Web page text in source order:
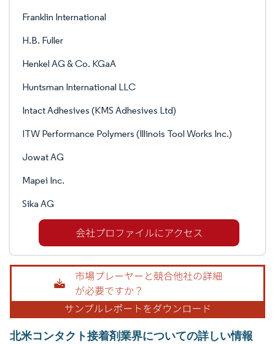
Franklin International
H.B. Fuller
Henkel AG & Co. KGaA
Huntsman International LLC
Intact Adhesives (KMS Adhesives Ltd)
ITW Performance Polymers (Illinois Tool Works Inc.)
Jowat AG
Mapei Inc.
Sika AG
北米コンタクト接着剤業界についての詳しい情報